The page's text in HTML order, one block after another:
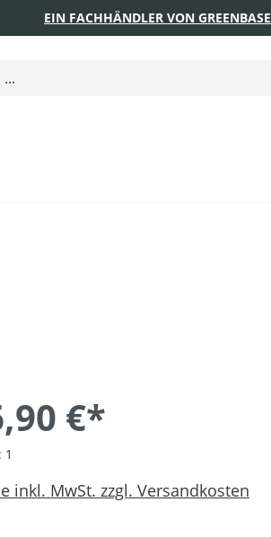
EIN FACHHÄNDLER VON GREENBASE
€*
1
inkl. MwSt. zzgl. Versandkosten